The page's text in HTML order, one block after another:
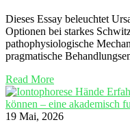
Dieses Essay beleuchtet
Optionen bei starkes
pathophysiologische
pragmatische
Read More
19 Mai, 2026